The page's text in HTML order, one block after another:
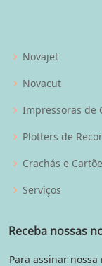
Novajet
Novacut
Impressoras de
Plotters de
Crachás e
Serviços
Receba nossas
Para assinar